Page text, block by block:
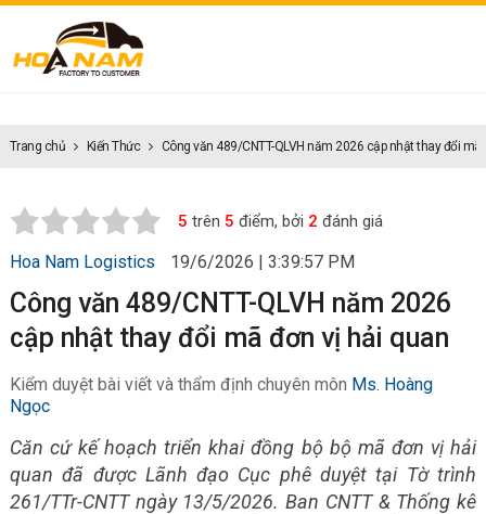
Trang chủ Kiến Thức Công văn 489/CNTT-QLVH năm 2026 cập nhật thay đổi
5 trên 5 điểm, bởi 2 đánh giá
Hoa Nam Logistics 19/6/2026 | 3:39:57 PM
Công văn 489/CNTT-QLVH năm 2026
cập nhật thay đổi mã đơn vị hải quan
Kiểm duyệt bài viết và thẩm định chuyên môn Ms. Hoàng
Ngọc
Căn cứ kế hoạch triển khai đồng bộ bộ mã đơn vị hải
quan đã được Lãnh đạo Cục phê duyệt tại Tờ trình
261/TTr-CNTT ngày 13/5/2026. Ban CNTT & Thống kê